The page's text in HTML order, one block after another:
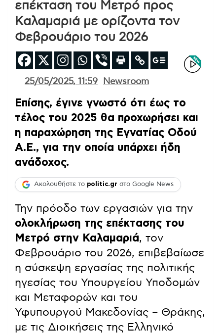
επέκταση του Μετρό προς
Καλαμαριά με ορίζοντα τον
Φεβρουάριο του 2026
25/05/2025, 11:59 Newsroom
Επίσης, έγινε γνωστό ότι έως το
τέλος του 2025 θα προχωρήσει και
η παραχώρηση της Εγνατίας Οδού
Α.Ε., για την οποία υπάρχει ήδη
ανάδοχος.
Ακολουθήστε το politic.gr στο Google News
Την πρόοδο των εργασιών για την
ολοκλήρωση της επέκτασης του
Μετρό στην Καλαμαριά, τον
Φεβρουάριο του 2026, επιβεβαίωσε
η σύσκεψη εργασίας της πολιτικής
ηγεσίας του Υπουργείου Υποδομών
και Μεταφορών και του
Υφυπουργού Μακεδονίας – Θράκης,
με τις Διοικήσεις της Ελληνικό